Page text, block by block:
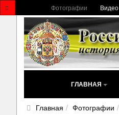
Фотографии Видео
ГЛАВНАЯ
Главная Фотографии